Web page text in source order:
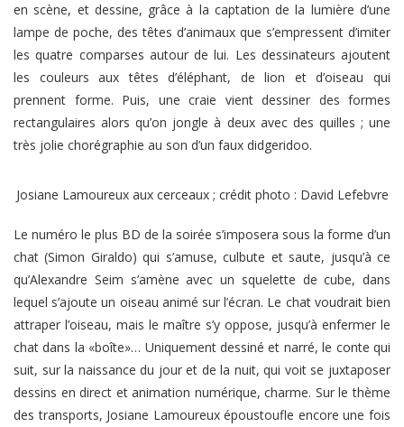
en scène, et dessine, grâce à la captation de la lumière d’une
lampe de poche, des têtes d’animaux que s’empressent d’imiter
les quatre comparses autour de lui. Les dessinateurs ajoutent
les couleurs aux têtes d’éléphant, de lion et d’oiseau qui
prennent forme. Puis, une craie vient dessiner des formes
rectangulaires alors qu’on jongle à deux avec des quilles ; une
très jolie chorégraphie au son d’un faux didgeridoo.
Josiane Lamoureux aux cerceaux ; crédit photo : David Lefebvre
Le numéro le plus BD de la soirée s’imposera sous la forme d’un
chat (Simon Giraldo) qui s’amuse, culbute et saute, jusqu’à ce
qu’Alexandre Seim s’amène avec un squelette de cube, dans
lequel s’ajoute un oiseau animé sur l’écran. Le chat voudrait bien
attraper l’oiseau, mais le maître s’y oppose, jusqu’à enfermer le
chat dans la «boîte»… Uniquement dessiné et narré, le conte qui
suit, sur la naissance du jour et de la nuit, qui voit se juxtaposer
dessins en direct et animation numérique, charme. Sur le thème
des transports, Josiane Lamoureux époustoufle encore une fois